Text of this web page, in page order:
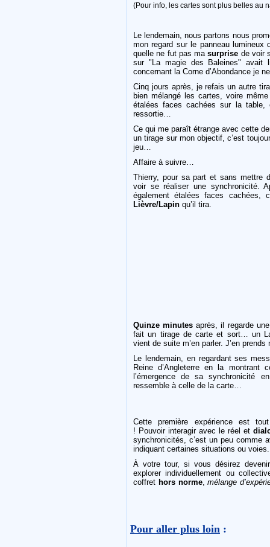
(Pour info, les cartes sont plus belles au
Le lendemain, nous partons nous
mon regard sur le panneau
quelle ne fut pas masurprise de voir
sur "La magie des Baleines" avait
concernant la Corne d’Abondance je
Cinq jours après, je refais un autre
bien mélangé les cartes, voire
étalées faces cachées sur la table,
ressortie…
Ce qui me paraît étrange avec cette
un tirage sur mon objectif, c’est
jeu…
Affaire à suivre…
Thierry, pour sa part et sans mettre
voir se réaliser une synchronicité.
également étalées faces
Lièvre/Lapin qu’il tira.
Quinze minutes après, il regarde
fait un tirage de carte et sort… un
vient de suite m’en parler. J’en prends
Le lendemain, en regardant ses
Reine d’Angleterre en la
l’émergence de sa synchronicité
ressemble à celle de la carte…
Cette première expérience est
! Pouvoir interagir avec le réel et
synchronicités, c’est un peu comme
indiquant certaines situations ou voies.
À votre tour, si vous désirez
explorer individuellement ou
coffret hors norme,mélange
Pour aller plus loin :